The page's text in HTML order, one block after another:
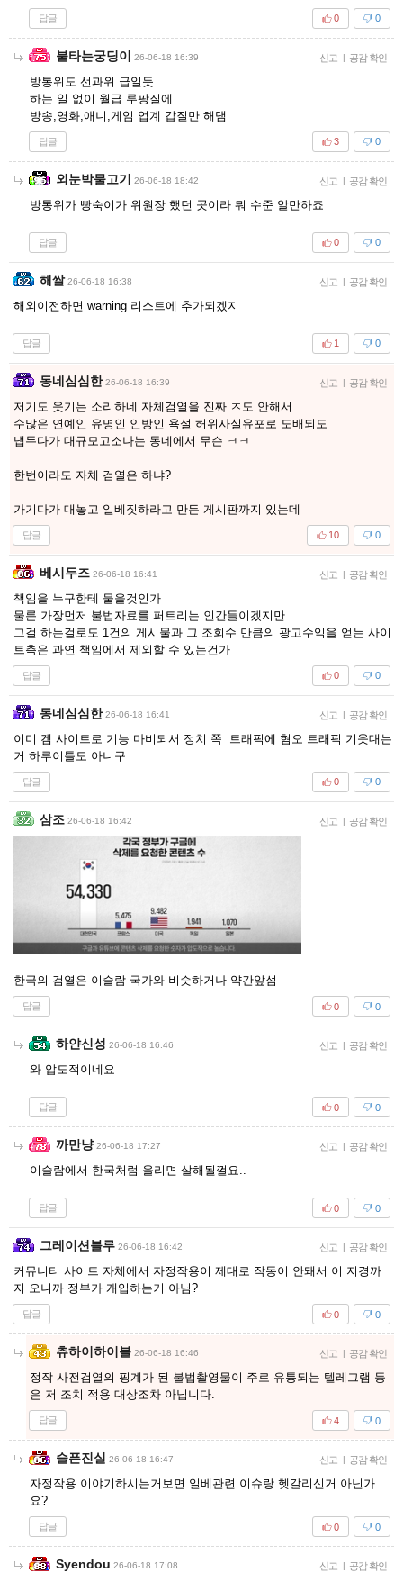
답글 0
0
불타는궁딩이 26-06-18 16:39 신고 | 공감 확인
방통위도 선과위 급일듯
하는 일 없이 월급 루팡질에
방송,영화,애니,게임 업계 갑질만 해댐
답글 0
3
외눈박물고기 26-06-18 18:42 신고 | 공감 확인
방통위가 빵숙이가 위원장 했던 곳이라 뭐 수준 알만하죠
답글 0
0
해쌀 26-06-18 16:38 신고 | 공감 확인
해외이전하면 warning 리스트에 추가되겠지
답글 0
1
동네심심한 26-06-18 16:39 신고 | 공감 확인
저기도 웃기는 소리하네 자체검열을 진짜 ㅈ도 안해서
수많은 연예인 유명인 인방인 욕설 허위사실유포로 도배되도
냅두다가 대규모고소나는 동네에서 무슨 ㅋㅋ
한번이라도 자체 검열은 하냐?
가기다가 대놓고 일베짓하라고 만든 게시판까지 있는데
답글 0
10
베시두즈 26-06-18 16:41 신고 | 공감 확인
책임을 누구한테 물을것인가
물론 가장먼저 불법자료를 퍼트리는 인간들이겠지만
그걸 하는걸로도 1건의 게시물과 그 조회수 만큼의 광고수익을 얻는 사이
트측은 과연 책임에서 제외할 수 있는건가
답글 0
0
동네심심한 26-06-18 16:41 신고 | 공감 확인
이미 겜 사이트로 기능 마비되서 정치 쪽 트래픽에 혐오 트래픽 기웃대는
거 하루이틀도 아니구
답글 0
0
삼조 26-06-18 16:42 신고 | 공감 확인
한국의 검열은 이슬람 국가와 비슷하거나 약간앞섬
답글 0
0
하얀신성 26-06-18 16:46 신고 | 공감 확인
와 압도적이네요
답글 0
0
까만냥 26-06-18 17:27 신고 | 공감 확인
이슬람에서 한국처럼 올리면 살해될껄요..
답글 0
0
그레이션블루 26-06-18 16:42 신고 | 공감 확인
커뮤니티 사이트 자체에서 자정작용이 제대로 작동이 안돼서 이 지경까
지 오니까 정부가 개입하는거 아님?
답글 0
0
츄하이하이볼 26-06-18 16:46 신고 | 공감 확인
정작 사전검열의 핑계가 된 불법촬영물이 주로 유통되는 텔레그램 등
은 저 조치 적용 대상조차 아닙니다.
답글 0
4
슬픈진실 26-06-18 16:47 신고 | 공감 확인
자정작용 이야기하시는거보면 일베관련 이슈랑 헷갈리신거 아닌가
요?
답글 0
0
Syendou 26-06-18 17:08 신고 | 공감 확인